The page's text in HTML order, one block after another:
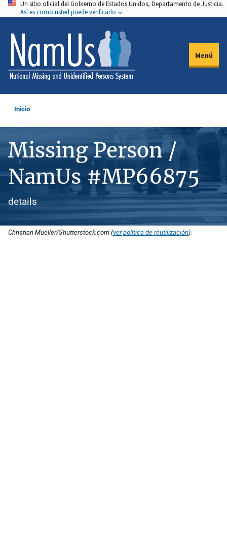
Pasar
al
contenido
principal
Un sitio oficial del Gobierno de Estados Unidos, Departamento de Justicia.
Así es como usted puede verificarlo
Menú
Inicio
Missing Person /
NamUs #MP66875
details
Christian Mueller/Shutterstock.com (ver política de reutilización).